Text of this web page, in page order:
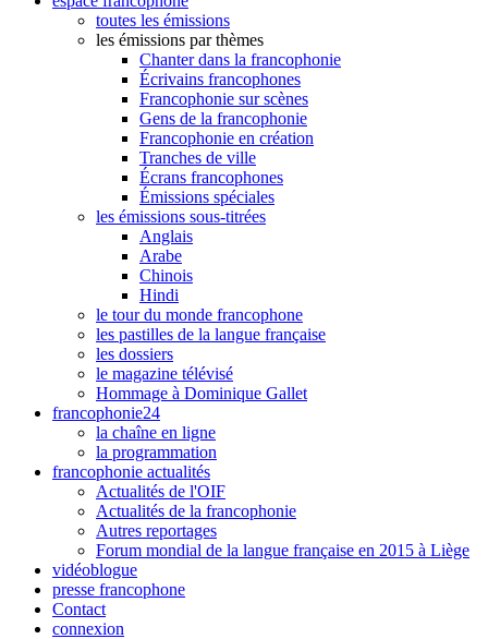
toutes les émissions
les émissions par thèmes
Chanter dans la francophonie
Écrivains francophones
Francophonie sur scènes
Gens de la francophonie
Francophonie en création
Tranches de ville
Écrans francophones
Émissions spéciales
les émissions sous-titrées
Anglais
Arabe
Chinois
Hindi
le tour du monde francophone
les pastilles de la langue française
les dossiers
le magazine télévisé
Hommage à Dominique Gallet
francophonie24
la chaîne en ligne
la programmation
francophonie actualités
Actualités de l'OIF
Actualités de la francophonie
Autres reportages
Forum mondial de la langue française en 2015 à Liège
vidéoblogue
presse francophone
Contact
connexion